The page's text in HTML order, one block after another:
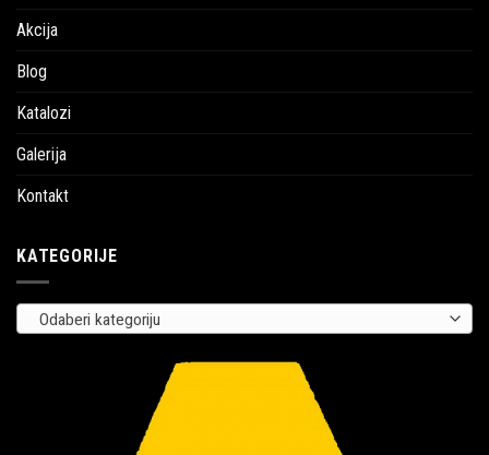
Akcija
Blog
Katalozi
Galerija
Kontakt
KATEGORIJE
Odaberi kategoriju